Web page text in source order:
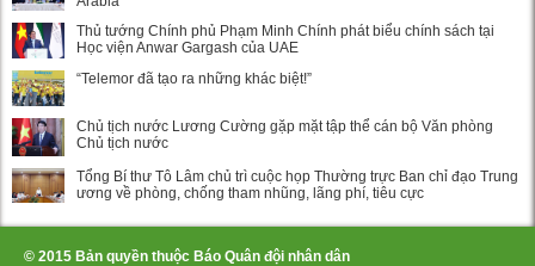
Thủ tướng Chính phủ Phạm Minh Chính phát biểu chính sách tại
Học viện Anwar Gargash của UAE
“Telemor đã tạo ra những khác biệt!”
Chủ tịch nước Lương Cường gặp mặt tập thể cán bộ Văn phòng
Chủ tịch nước
Tổng Bí thư Tô Lâm chủ trì cuộc họp Thường trực Ban chỉ đạo Trung
ương về phòng, chống tham nhũng, lãng phí, tiêu cực
© 2015 Bản quyền thuộc Báo Quân đội nhân dân